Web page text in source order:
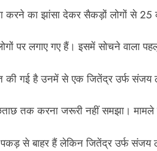
करने का झांसा देकर सैकड़ों लोगों से 25
पर लगाए गए हैं। इसमें सोचने वाला
की गई है उनमें से एक जितेंद्र उर्फ संजय
तक करना जरूरी नहीं समझा। मामले
से बाहर हैं लेकिन जितेंद्र उर्फ संजय